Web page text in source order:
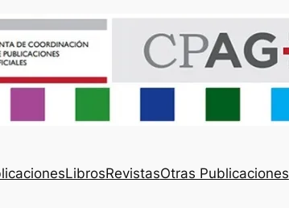
LibrosRevistasOtras Publicaciones